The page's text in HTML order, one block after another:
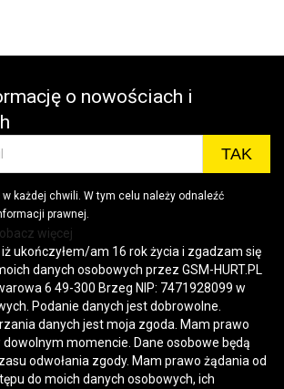
o nowościach i
każdej chwili. W tym celu należy odnaleźć
prawnej.
więcej
ukończyłem/am 16 rok życia i zgadzam się
danych osobowych przez GSM-HURT.PL
6 49-300 Brzeg NIP: 7471928099 w
Podanie danych jest dobrowolne.
danych jest moja zgoda. Mam prawo
momencie. Dane osobowe będą
odwołania zgody. Mam prawo żądania od
do moich danych osobowych, ich